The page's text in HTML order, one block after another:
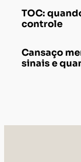
TOC:
controle
Cansaço
sinais e